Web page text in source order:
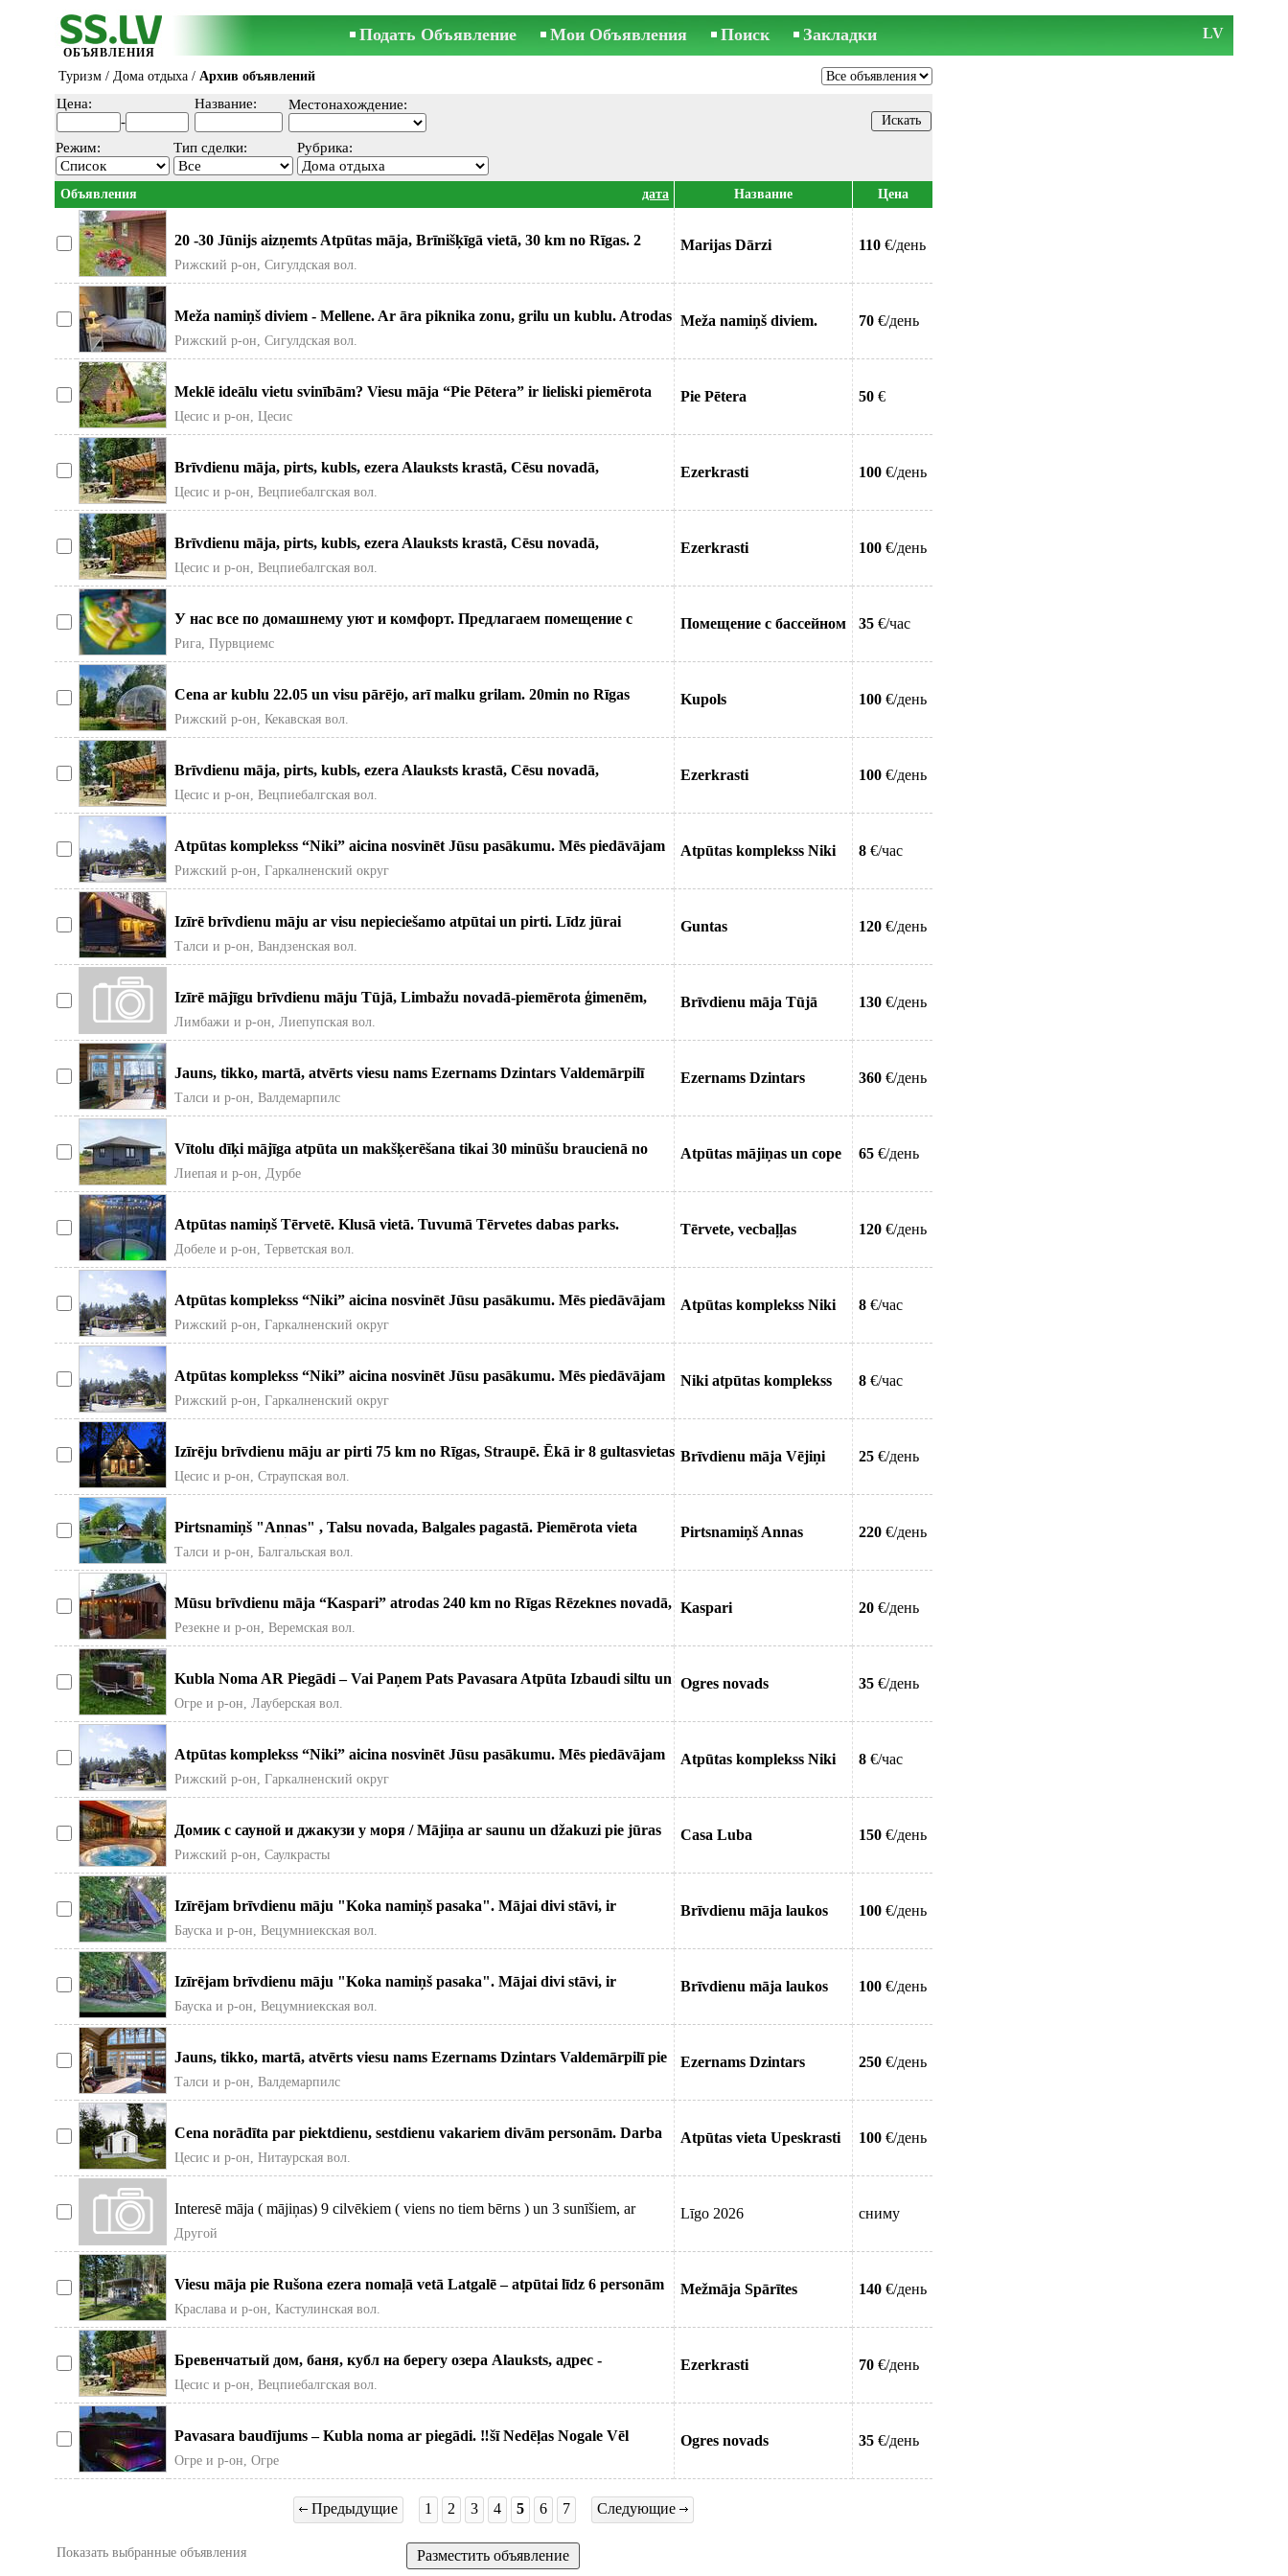
ОБЪЯВЛЕНИЯ
Подать Объявление Мои Объявления Поиск Закладки LV
Туризм / Дома отдыха / Архив объявлений
Цена:
-
Название: Местонахождение:
Режим: Тип сделки: Рубрика:
Объявления дата Название Цена
20 -30 Jūnijs aizņemts Atpūtas māja, Brīnišķīgā vietā, 30 km no Rīgas. 2
stāvu māja, ar slē
Рижский р-он, Сигулдская вол.
Marijas Dārzi 110 €/день
Meža namiņš diviem - Mellene. Ar āra piknika zonu, grilu un kublu. Atrodas
ainaviskā Gaujas
Рижский р-он, Сигулдская вол.
Meža namiņš diviem. 70 €/день
Meklē ideālu vietu svinībām? Viesu māja “Pie Pētera” ir lieliski piemērota
dzimšanas dienām,
Цесис и р-он, Цесис
Pie Pētera 50 €
Brīvdienu māja, pirts, kubls, ezera Alauksts krastā, Cēsu novadā,
Ezerkrastos, Vecpiebalgas
Цесис и р-он, Вецпиебалгская вол.
Ezerkrasti 100 €/день
Brīvdienu māja, pirts, kubls, ezera Alauksts krastā, Cēsu novadā,
Ezerkrastos, Vecpiebalgas
Цесис и р-он, Вецпиебалгская вол.
Ezerkrasti 100 €/день
У нас все по домашнему уют и комфорт. Предлагаем помещение с
большим , теплым бассейном от 2
Рига, Пурвциемс
Помещение с бассейном 35 €/час
Cena ar kublu 22.05 un visu pārējo, arī malku grilam. 20min no Rīgas
centra. Tualete un
Рижский р-он, Кекавская вол.
Kupols 100 €/день
Brīvdienu māja, pirts, kubls, ezera Alauksts krastā, Cēsu novadā,
Ezerkrastos, Vecpiebalgas
Цесис и р-он, Вецпиебалгская вол.
Ezerkrasti 100 €/день
Atpūtas komplekss “Niki” aicina nosvinēt Jūsu pasākumu. Mēs piedāvājam
Jums divas telpas.
Рижский р-он, Гаркалненский округ
Atpūtas komplekss Niki 8 €/час
Izīrē brīvdienu māju ar visu nepieciešamo atpūtai un pirti. Līdz jūrai
2.kilometri.
Талси и р-он, Вандзенская вол.
Guntas 120 €/день
Izīrē mājīgu brīvdienu māju Tūjā, Limbažu novadā-piemērota ģimenēm,
draugu kompānijām un rom
Лимбажи и р-он, Лиепупская вол.
Brīvdienu māja Tūjā 130 €/день
Jauns, tikko, martā, atvērts viesu nams Ezernams Dzintars Valdemārpilī
Sasmakas ezera krastā
Талси и р-он, Валдемарпилс
Ezernams Dzintars 360 €/день
Vītolu dīķi mājīga atpūta un makšķerēšana tikai 30 minūšu braucienā no
Liepājas. Piedāvā
Лиепая и р-он, Дурбе
Atpūtas mājiņas un cope 65 €/день
Atpūtas namiņš Tērvetē. Klusā vietā. Tuvumā Tērvetes dabas parks.
Paredzēts līdz 4 personām.
Добеле и р-он, Терветская вол.
Tērvete, vecbaļļas 120 €/день
Atpūtas komplekss “Niki” aicina nosvinēt Jūsu pasākumu. Mēs piedāvājam
Jums divas telpas.
Рижский р-он, Гаркалненский округ
Atpūtas komplekss Niki 8 €/час
Atpūtas komplekss “Niki” aicina nosvinēt Jūsu pasākumu. Mēs piedāvājam
Jums divas telpas.
Рижский р-он, Гаркалненский округ
Niki atpūtas komplekss 8 €/час
Izīrēju brīvdienu māju ar pirti 75 km no Rīgas, Straupē. Ēkā ir 8 gultasvietas
četrās guļa
Цесис и р-он, Страупская вол.
Brīvdienu māja Vējiņi 25 €/день
Pirtsnamiņš "Annas" , Talsu novada, Balgales pagastā. Piemērota vieta
mierīgai atpūtai ģim
Талси и р-он, Балгальская вол.
Pirtsnamiņš Annas 220 €/день
Mūsu brīvdienu māja “Kaspari” atrodas 240 km no Rīgas Rēzeknes novadā,
šosejas Eiropa – Sank
Резекне и р-он, Веремская вол.
Kaspari 20 €/день
Kubla Noma AR Piegādi – Vai Paņem Pats Pavasara Atpūta Izbaudi siltu un
relaksējošu atpū
Огре и р-он, Лауберская вол.
Ogres novads 35 €/день
Atpūtas komplekss “Niki” aicina nosvinēt Jūsu pasākumu. Mēs piedāvājam
Jums divas telpas.
Рижский р-он, Гаркалненский округ
Atpūtas komplekss Niki 8 €/час
Домик с сауной и джакузи у моря / Mājiņa ar saunu un džakuzi pie jūras
Сдаётся уютный дом
Рижский р-он, Саулкрасты
Casa Luba 150 €/день
Izīrējam brīvdienu māju "Koka namiņš pasaka". Mājai divi stāvi, ir
guļvietas 6 personām, van
Бауска и р-он, Вецумниекская вол.
Brīvdienu māja laukos 100 €/день
Izīrējam brīvdienu māju "Koka namiņš pasaka". Mājai divi stāvi, ir
guļvietas 6 personām, van
Бауска и р-он, Вецумниекская вол.
Brīvdienu māja laukos 100 €/день
Jauns, tikko, martā, atvērts viesu nams Ezernams Dzintars Valdemārpilī pie
Sasmakas ezera -
Талси и р-он, Валдемарпилс
Ezernams Dzintars 250 €/день
Cena norādīta par piektdienu, sestdienu vakariem divām personām. Darba
dienās un ņemot uz va
Цесис и р-он, Нитаурская вол.
Atpūtas vieta Upeskrasti 100 €/день
Interesē māja ( mājiņas) 9 cilvēkiem ( viens no tiem bērns ) un 3 sunīšiem, ar
pirtiņu un ie
Другой
Līgo 2026 сниму
Viesu māja pie Rušona ezera nomaļā vetā Latgalē – atpūtai līdz 6 personām
Apraksts: Pied
Краславa и р-он, Кастулинская вол.
Mežmāja Spārītes 140 €/день
Бревенчатый дом, баня, кубл на берегу озера Аlauksts, адрес -
Ezerkrasti, Vecpiebalgas pagas
Цесис и р-он, Вецпиебалгская вол.
Ezerkrasti 70 €/день
Pavasara baudījums – Kubla noma ar piegādi. ‼šī Nedēļas Nogale Vēl
Brīva‼ Ir ideāls laiks
Огре и р-он, Огре
Ogres novads 35 €/день
Предыдущие 1 2 3 4 5 6 7 Следующие
Показать выбранные объявления